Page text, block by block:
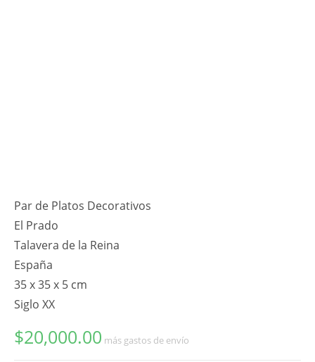
Par de Platos Decorativos
El Prado
Talavera de la Reina
España
35 x 35 x 5 cm
Siglo XX
$20,000.00 más gastos de envío